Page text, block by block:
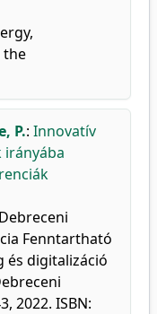
the
P.: Innovatív
irányába
Fenntartható
és digitalizáció
2022. ISBN: